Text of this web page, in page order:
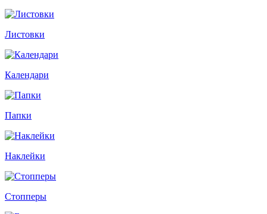
Листовки
Календари
Папки
Наклейки
Стопперы